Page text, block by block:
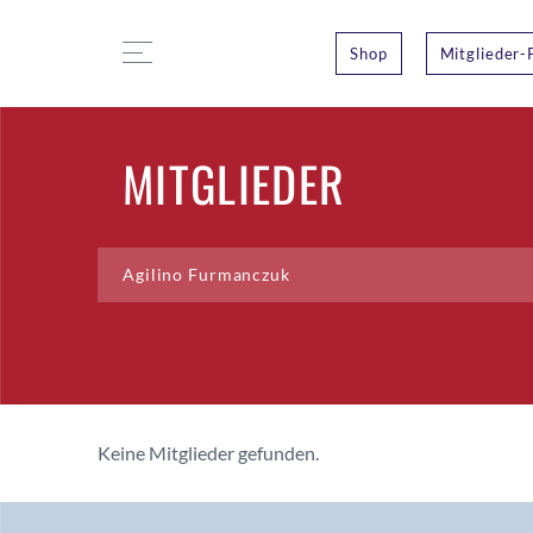
Shop Mitglieder-
MITGLIEDER
Keine Mitglieder gefunden.